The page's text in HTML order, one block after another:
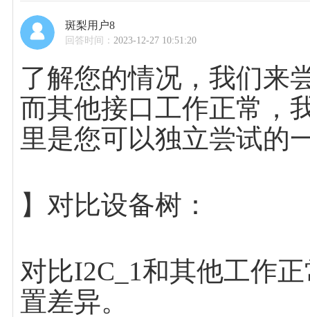
斑梨用户8
回答时间：2023-12-27 10:51:20
了解您的情况，我们来
而其他接口工作正常，
里是您可以独立尝试的
】对比设备树：
对比I2C_1和其他工作
置差异。